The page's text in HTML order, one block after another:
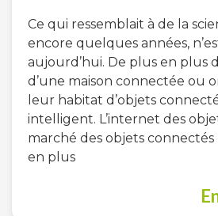
Ce qui ressemblait à de la
encore quelques années,
aujourd’hui. De plus en plus
d’une maison connectée ou
leur habitat d’objets
intelligent. L’internet des
marché des objets
en plus